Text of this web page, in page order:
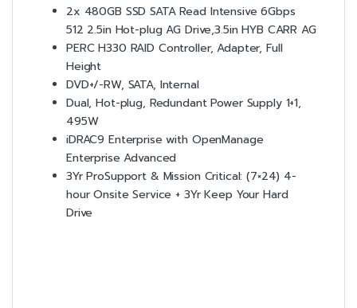
2x 480GB SSD SATA Read Intensive 6Gbps
512 2.5in Hot-plug AG Drive,3.5in HYB CARR AG
PERC H330 RAID Controller, Adapter, Full
Height
DVD+/-RW, SATA, Internal
Dual, Hot-plug, Redundant Power Supply 1+1,
495W
iDRAC9 Enterprise with OpenManage
Enterprise Advanced
3Yr ProSupport & Mission Critical: (7×24) 4-
hour Onsite Service + 3Yr Keep Your Hard
Drive